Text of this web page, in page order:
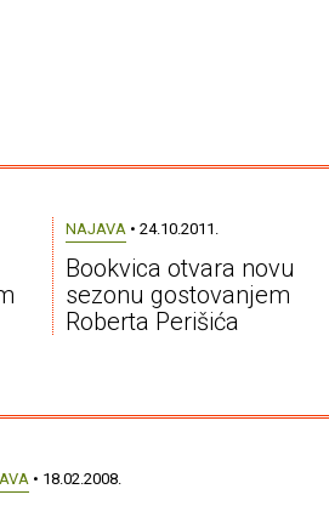
NAJAVA• 24.10.2011.
Bookvica otvara novu
sezonu gostovanjem
Roberta Perišića
• 18.02.2008.